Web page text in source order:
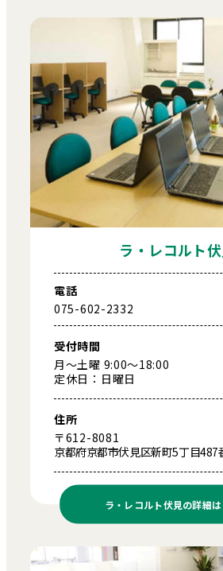
ラ・レコルト
電話
075-602-2332
受付時間
月～土曜 9:00～18:00
定休日：日曜日
住所
〒612-8081
京都府京都市伏見区新町5丁目487
ラ・レコルト伏見の詳細